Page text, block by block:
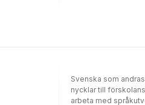
andra förskollärare
dilemmat ur sina
reflekterar
Svenska som
nycklar till
arbeta med